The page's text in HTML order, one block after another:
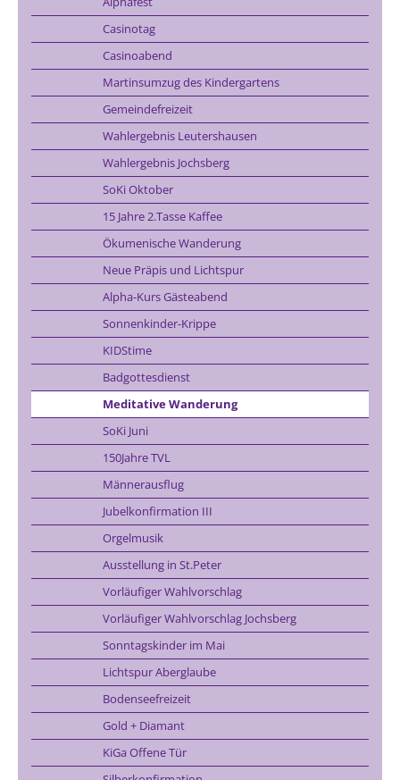
Casinotag
Casinoabend
Martinsumzug des Kindergartens
Gemeindefreizeit
Wahlergebnis Leutershausen
Wahlergebnis Jochsberg
SoKi Oktober
15 Jahre 2.Tasse Kaffee
Ökumenische Wanderung
Neue Präpis und Lichtspur
Alpha-Kurs Gästeabend
Sonnenkinder-Krippe
KIDStime
Badgottesdienst
Meditative Wanderung
SoKi Juni
150Jahre TVL
Männerausflug
Jubelkonfirmation III
Orgelmusik
Ausstellung in St.Peter
Vorläufiger Wahlvorschlag
Vorläufiger Wahlvorschlag Jochsberg
Sonntagskinder im Mai
Lichtspur Aberglaube
Bodenseefreizeit
Gold + Diamant
KiGa Offene Tür